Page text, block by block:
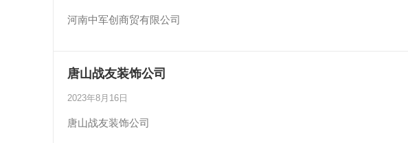
河南中军创商贸有限公司
唐山战友装饰公司
2023年8月16日
唐山战友装饰公司